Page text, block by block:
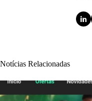
Notícias Relacionadas